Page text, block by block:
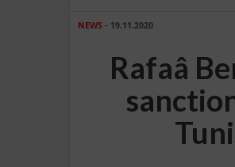
NEWS - 19.11.2020
Rafaâ